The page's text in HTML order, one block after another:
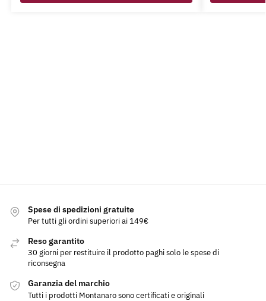
Spese di spedizioni gratuite
Per tutti gli ordini superiori ai 149€
Reso garantito
30 giorni per restituire il prodotto paghi solo le spese di
riconsegna
Garanzia del marchio
Tutti i prodotti Montanaro sono certificati e originali